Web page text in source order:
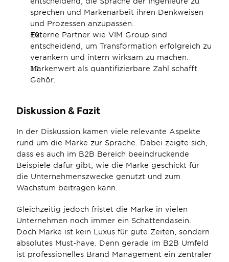
sprechen und Markenarbeit ihren Denkweisen
und Prozessen anzupassen.
Externe Partner wie VIM Group sind
entscheidend, um Transformation erfolgreich zu
verankern und intern wirksam zu machen.
Markenwert als quantifizierbare Zahl schafft
Gehör.
Diskussion & Fazit
In der Diskussion kamen viele relevante Aspekte
rund um die Marke zur Sprache. Dabei zeigte sich,
dass es auch im B2B Bereich beeindruckende
Beispiele dafür gibt, wie die Marke geschickt für
die Unternehmenszwecke genutzt und zum
Wachstum beitragen kann.
Gleichzeitig jedoch fristet die Marke in vielen
Unternehmen noch immer ein Schattendasein.
Doch Marke ist kein Luxus für gute Zeiten, sondern
absolutes Must-have. Denn gerade im B2B Umfeld
ist professionelles Brand Management ein zentraler